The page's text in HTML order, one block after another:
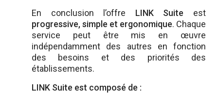
En conclusion l’offre LINK Suite est
progressive, simple et ergonomique. Chaque
service peut être mis en œuvre
indépendamment des autres en fonction
des besoins et des priorités des
établissements.
LINK Suite est composé de :